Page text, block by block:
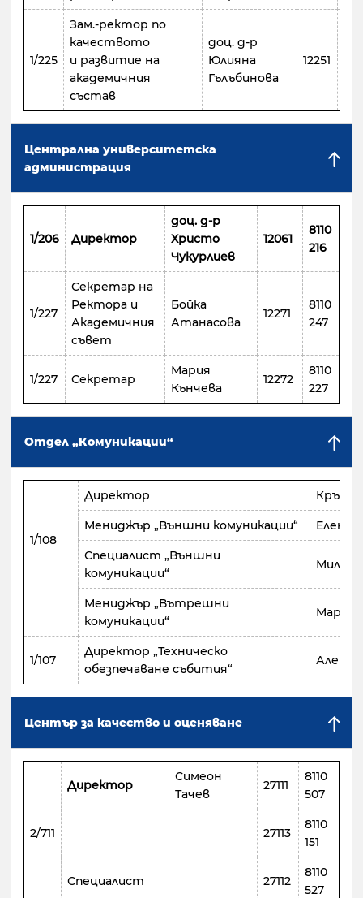
1/225
Зам.-ректор по
качеството
и развитие на
академичния
състав
доц. д-р
Юлияна
Гълъбинова
12251
Централна университетска
администрация
1/206 Директор
доц. д-р
Христо
Чукурлиев
12061
8110
216
1/227
Секретар на
Ректора и
Академичния
съвет
Бойка
Атанасова
12271
8110
247
1/227 Секретар
Мария
Кънчева
12272
8110
227
Отдел „Комуникации“
1/108
Директор
Мениджър „Външни комуникации“ Елена
Специалист „Външни
комуникации“
Мениджър „Вътрешни
комуникации“
1/107
Директор „Техническо
обезпечаване събития“
Център за качество и оценяване
2/711
Директор
Симеон
Тачев
27111
8110
507
27113
8110
151
Специалист 27112
8110
527